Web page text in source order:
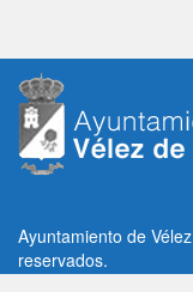
Ayuntamiento de
reservados.